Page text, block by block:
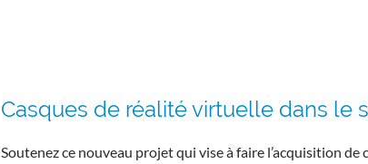
Casques de réalité virtuelle dans le
Soutenez ce nouveau projet qui vise à faire l’acquisition